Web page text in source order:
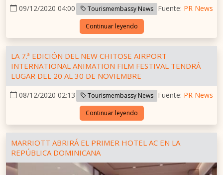
09/12/2020 04:00 Tourismembassy News Fuente: PR News
Continuar leyendo
LA 7.ª EDICIÓN DEL NEW CHITOSE AIRPORT
INTERNATIONAL ANIMATION FILM FESTIVAL TENDRÁ
LUGAR DEL 20 AL 30 DE NOVIEMBRE
08/12/2020 02:13 Tourismembassy News Fuente: PR News
Continuar leyendo
MARRIOTT ABRIRÁ EL PRIMER HOTEL AC EN LA
REPÚBLICA DOMINICANA